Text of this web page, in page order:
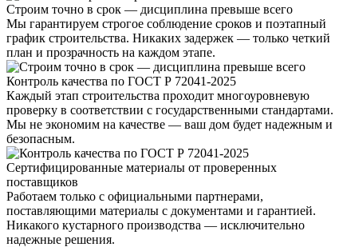
Строим точно в срок — дисциплина превыше всего
Мы гарантируем строгое соблюдение сроков и поэтапный
график строительства. Никаких задержек — только четкий
план и прозрачность на каждом этапе.
Контроль качества по ГОСТ Р 72041-2025
Каждый этап строительства проходит многоуровневую
проверку в соответствии с государственными стандартами.
Мы не экономим на качестве — ваш дом будет надежным и
безопасным.
Сертифицированные материалы от проверенных
поставщиков
Работаем только с официальными партнерами,
поставляющими материалы с документами и гарантией.
Никакого кустарного производства — исключительно
надежные решения.